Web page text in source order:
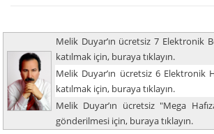
Melik Duyar’ın ücretsiz 7 Elektronik
katılmak için, buraya tıklayın.
Melik Duyar’ın ücretsiz 6 Elektronik
katılmak için, buraya tıklayın.
Melik Duyar’ın ücretsiz "Mega
gönderilmesi için, buraya tıklayın.